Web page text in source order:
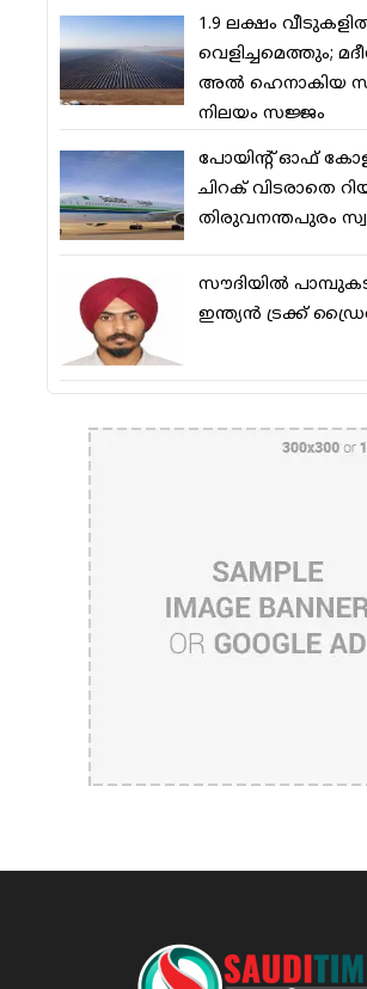
1.9 ലക്ഷം
വെളിച്ചമെത്തും;
അല്‍ ഹെനാകിയ
നിലയം സജ്ജം
പോയിന്റ് ഓഫ്
ചിറക് വിടരാതെ
തിരുവനന്തപുരം
സൗദിയിൽ
ഇന്ത്യൻ ട്രക്ക്